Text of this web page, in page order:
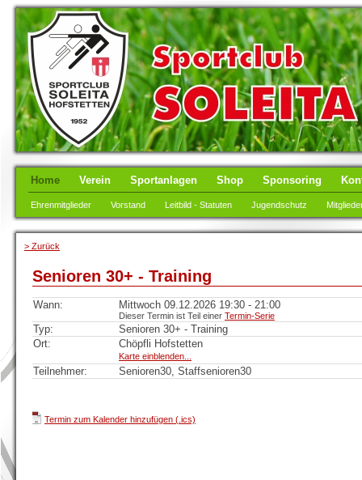
Home Verein Sportanlagen Shop Sponsoring
Ehrenmitglieder Vorstand Leitbild - Statuten Jugendschutz
> Zurück
Senioren 30+ - Training
Wann: Mittwoch 09.12.2026 19:30 - 21:00
Dieser Termin ist Teil einer Termin-Serie
Typ:
Senioren 30+ - Training
Ort:
Chöpfli Hofstetten
Karte einblenden...
Teilnehmer: Senioren30, Staffsenioren30
Termin zum Kalender hinzufügen (.ics)